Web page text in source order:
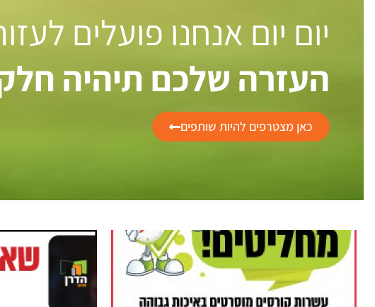
יום יום אנחנו פועלים
העזרה שלכם תיהיה
כאן מצטרפים להיות שותפים